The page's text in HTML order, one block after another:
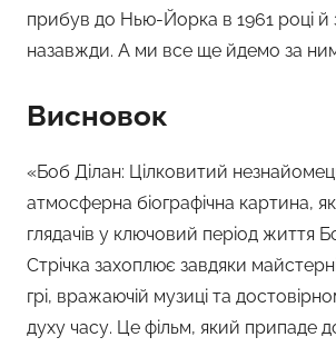
прибув до Нью-Йорка в 1961 році й
назавжди. А ми все ще йдемо за
Висновок
«Боб Ділан: Цілковитий
атмосферна біографічна картина,
глядачів у ключовий період життя
Стрічка захоплює завдяки
грі, вражаючій музиці та
духу часу. Це фільм, який припаде